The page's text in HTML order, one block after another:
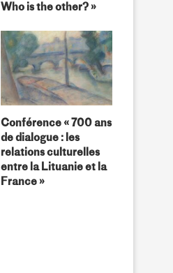
Who is the other? »
Conférence « 700 ans
de dialogue : les
relations culturelles
entre la Lituanie et la
France »